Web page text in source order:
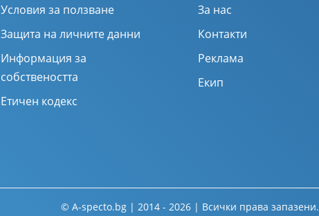
Условия за ползване
Защита на личните данни
Информация за
собствеността
Етичен кодекс
За нас
Контакти
Реклама
Екип
© A-specto.bg | 2014 - 2026 | Всички права запазени.